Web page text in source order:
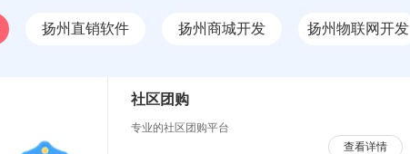
扬州直销软件 扬州商城开发 扬州物联网开发
社区团购
专业的社区团购平台
查看详情